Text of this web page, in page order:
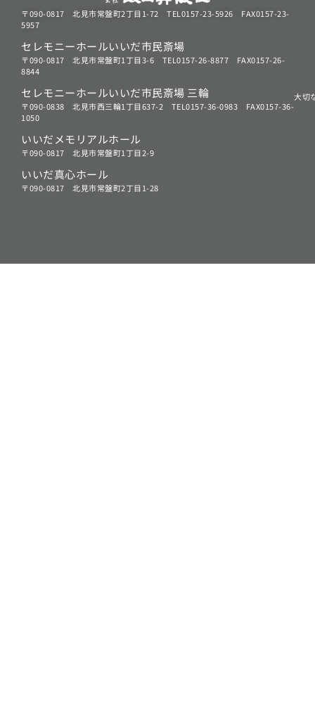
〒090-0817 北見市常盤町2丁目1-72 TEL0157-23-5926 FAX0157-23-
5957
セレモニーホールいいだ市民斎場
〒090-0817 北見市常盤町1丁目3-6 TEL0157-26-8877 FAX0157-26-
8844
セレモニーホールいいだ市民斎場 三輪
〒090-0838 北見市西三輪1丁目637-2 TEL0157-36-0983 FAX0157-36-
1050
いいだメモリアルホール
〒090-0817 北見市常盤町1丁目2-9
いいだ真心ホール
〒090-0817 北見市常盤町2丁目1-28
大切